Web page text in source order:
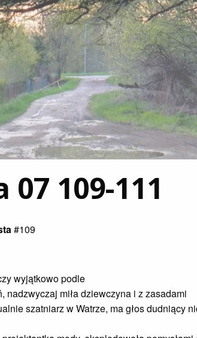
07 109-111
#109
wyjątkowo podle
nadzwyczaj miła dziewczyna i z zasadami
szatniarz w Watrze, ma głos dudniący